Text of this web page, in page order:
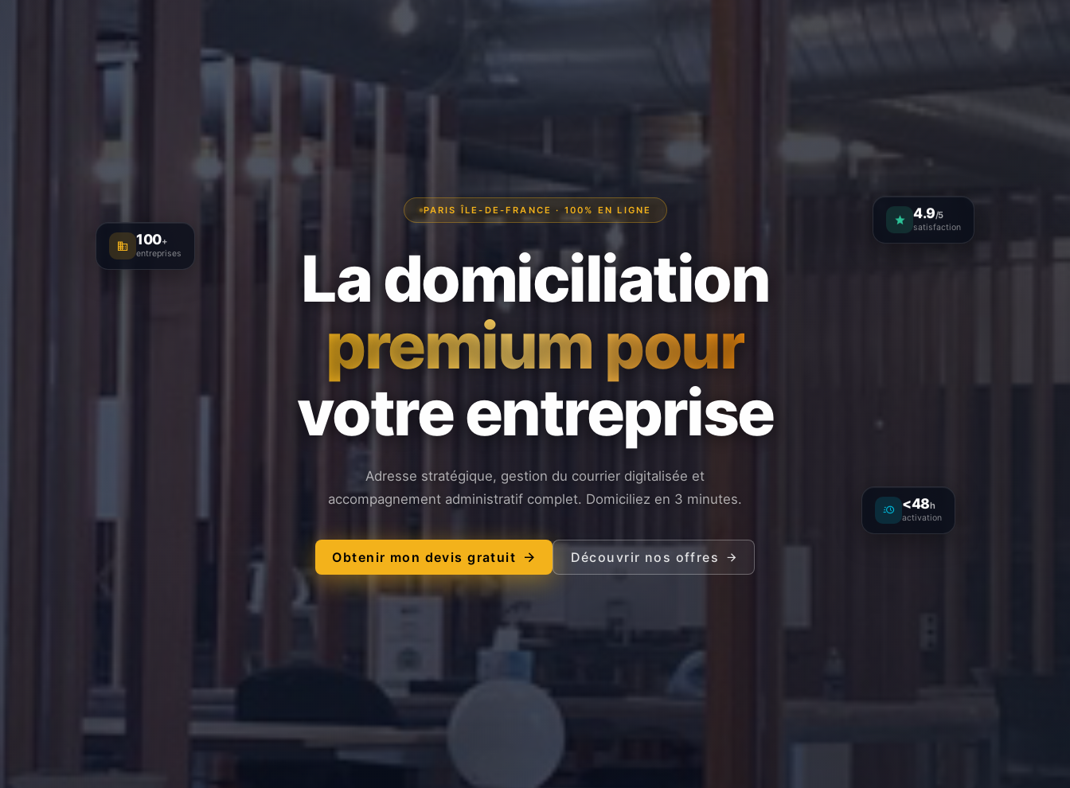
100+
entreprises
4.9/5
satisfaction
<48h
activation
PARIS ÎLE-DE-FRANCE · 100% EN LIGNE
La domiciliation
premium pour
votre entreprise
Adresse stratégique, gestion du courrier digitalisée et
accompagnement administratif complet. Domiciliez en 3 minutes.
Obtenir mon devis gratuit Découvrir nos offres